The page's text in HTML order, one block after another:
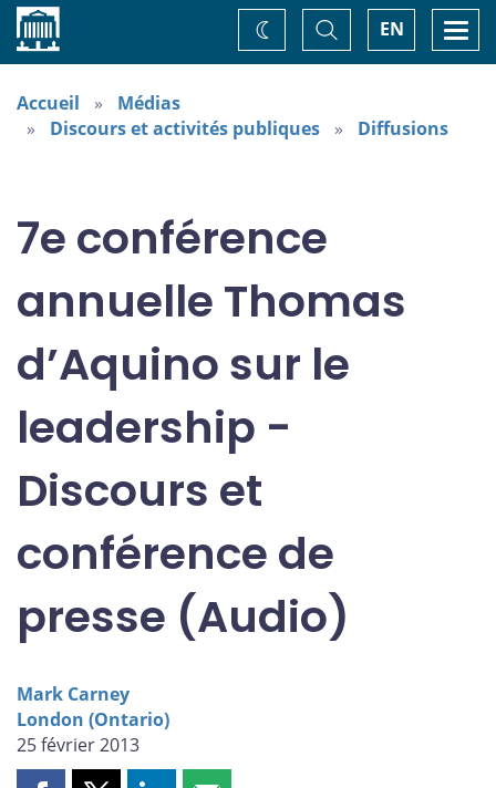
Accueil EN
Basculer
la
recherche
Changez
de
Accueil
Médias
Discours et activités publiques
Diffusions
7e conférence
annuelle Thomas
d’Aquino sur le
leadership -
Discours et
conférence de
presse (Audio)
Mark Carney
London (Ontario)
25 février 2013